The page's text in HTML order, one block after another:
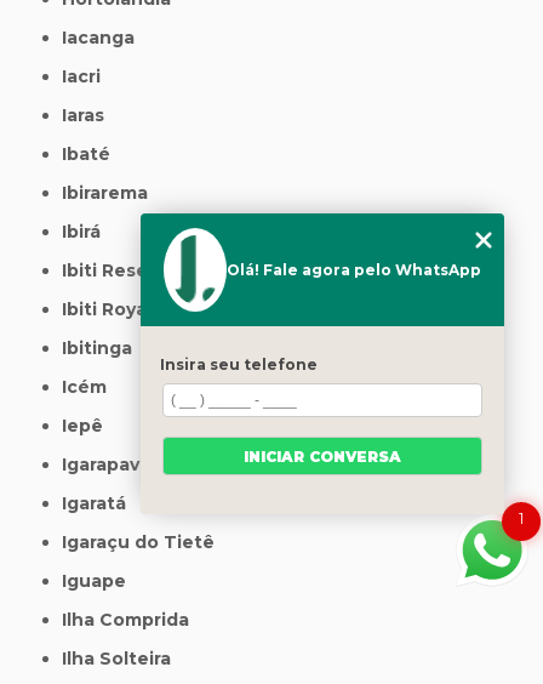
Iacanga
Iacri
Iaras
Ibaté
Ibirarema
Ibirá
Ibiti Reserva
Ibiti Royal
Ibitinga
Icém
Iepê
Igarapava
Igaratá
Igaraçu do Tietê
Iguape
Ilha Comprida
Ilha Solteira
1
Olá! Fale agora pelo WhatsApp
Insira seu telefone
INICIAR CONVERSA